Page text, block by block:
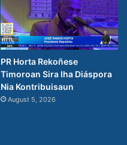
PR Horta Rekoñese
Timoroan Sira Iha Diáspora
Nia Kontribuisaun
August 5, 2026